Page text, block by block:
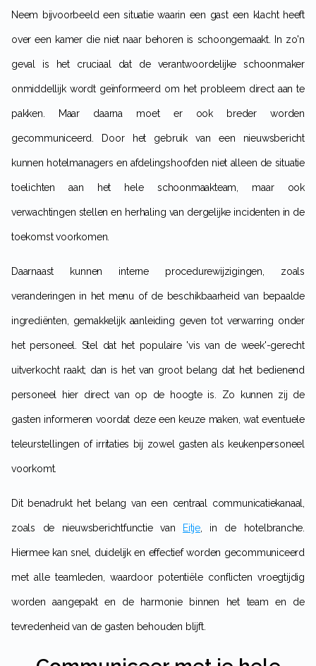
Neem bijvoorbeeld een situatie waarin een gast een klacht heeft
over een kamer die niet naar behoren is schoongemaakt. In zo'n
geval is het cruciaal dat de verantwoordelijke schoonmaker
onmiddellijk wordt geïnformeerd om het probleem direct aan te
pakken. Maar daarna moet er ook breder worden
gecommuniceerd. Door het gebruik van een nieuwsbericht
kunnen hotelmanagers en afdelingshoofden niet alleen de situatie
toelichten aan het hele schoonmaakteam, maar ook
verwachtingen stellen en herhaling van dergelijke incidenten in de
toekomst voorkomen.
Daarnaast kunnen interne procedurewijzigingen, zoals
veranderingen in het menu of de beschikbaarheid van bepaalde
ingrediënten, gemakkelijk aanleiding geven tot verwarring onder
het personeel. Stel dat het populaire 'vis van de week'-gerecht
uitverkocht raakt; dan is het van groot belang dat het bedienend
personeel hier direct van op de hoogte is. Zo kunnen zij de
gasten informeren voordat deze een keuze maken, wat eventuele
teleurstellingen of irritaties bij zowel gasten als keukenpersoneel
voorkomt.
Dit benadrukt het belang van een centraal communicatiekanaal,
zoals de nieuwsberichtfunctie van Eitje , in de hotelbranche.
Hiermee kan snel, duidelijk en effectief worden gecommuniceerd
met alle teamleden, waardoor potentiële conflicten vroegtijdig
worden aangepakt en de harmonie binnen het team en de
tevredenheid van de gasten behouden blijft.